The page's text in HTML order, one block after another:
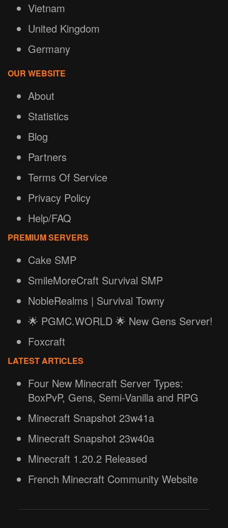
Vietnam
United Kingdom
Germany
OUR WEBSITE
About
Statistics
Blog
Partners
Terms Of Service
Privacy Policy
Help/FAQ
PREMIUM SERVERS
Cake SMP
SmileMoreCraft Survival SMP
NobleRealms | Survival Towny
🌟 PGMC.WORLD 🌟 New Gens Server!
Foxcraft
LATEST ARTICLES
Four New Minecraft Server Types:
BoxPvP, Gens, Semi-Vanilla and RPG
Minecraft Snapshot 23w41a
Minecraft Snapshot 23w40a
Minecraft 1.20.2 Released
French Minecraft Community Website